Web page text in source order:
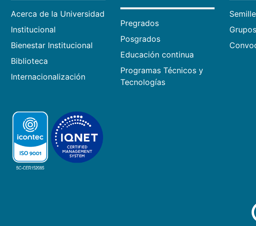
Acerca de la Universidad
Institucional
Bienestar Institucional
Biblioteca
Internacionalización
Pregrados
Posgrados
Educación continua
Programas Técnicos y
Tecnologías
Grupos